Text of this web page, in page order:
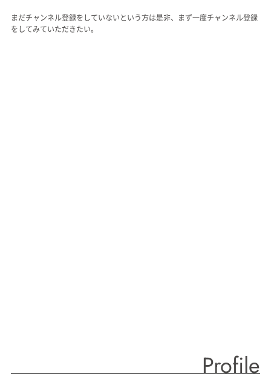
まだチャンネル登録をしていないという方は是非、まず一度チャンネル登録
をしてみていただきたい。
Profile